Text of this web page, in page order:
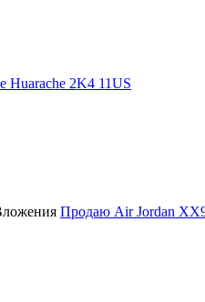
Huarache 2K4 11US
Продаю Air Jordan